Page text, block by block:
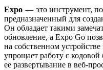
Expo — это инструмент,
предназначенный для
Он обладает такими
обновление, а Expo Go
на собственном
упрощает работу с
ее развертывание в веб-